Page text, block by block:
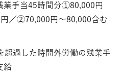
業手当45時間分①80,000円
／②70,000円～80,000含む
超過した時間外労働の残業手
給